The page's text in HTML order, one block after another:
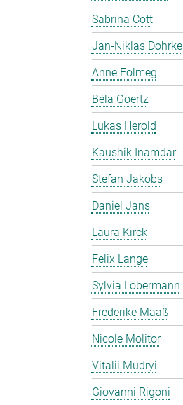
Sabrina Cott
Jan-Niklas Dohrke
Anne Folmeg
Béla Goertz
Lukas Herold
Kaushik Inamdar
Stefan Jakobs
Daniel Jans
Laura Kirck
Felix Lange
Sylvia Löbermann
Frederike Maaß
Nicole Molitor
Vitalii Mudryi
Giovanni Rigoni